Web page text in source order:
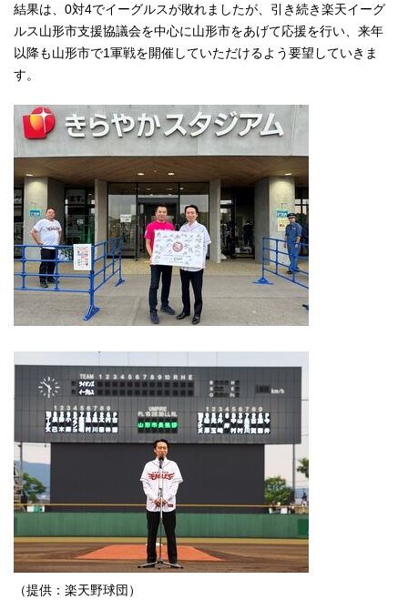
結果は、0対4でイーグルスが敗れましたが、引き続き楽天イーグ
ルス山形市支援協議会を中心に山形市をあげて応援を行い、来年
以降も山形市で1軍戦を開催していただけるよう要望していきま
す。
（提供：楽天野球団）